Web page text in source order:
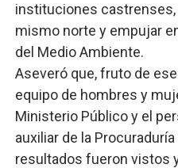
instituciones castrenses,
mismo norte y empujar
del Medio Ambiente.
Aseveró que, fruto de
equipo de hombres y
Ministerio Público y el
auxiliar de la
resultados fueron vistos